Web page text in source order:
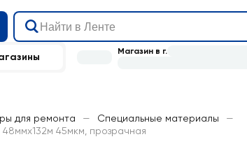
Магазин в г.
для ремонта — Специальные материалы
—
45мкм, прозрачная